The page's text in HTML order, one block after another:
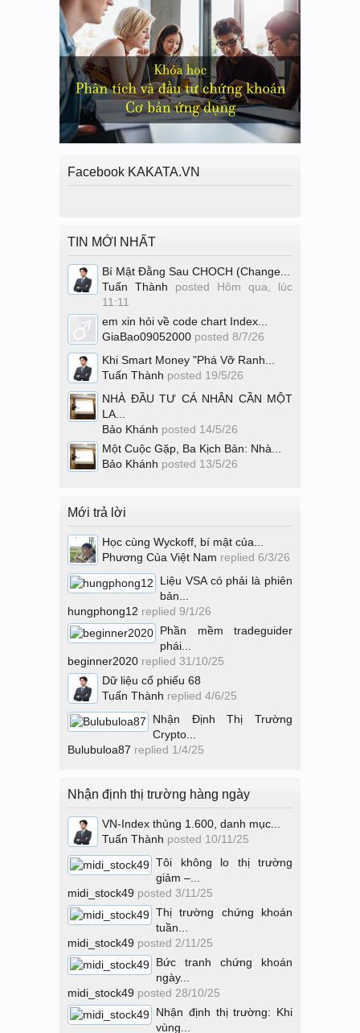
Facebook KAKATA.VN
TIN MỚI NHẤT
Bí Mật Đằng Sau CHOCH (Change...
Tuấn Thành posted Hôm qua, lúc
11:11
em xin hỏi về code chart Index...
GiaBao09052000 posted 8/7/26
Khi Smart Money "Phá Vỡ Ranh...
Tuấn Thành posted 19/5/26
NHÀ ĐẦU TƯ CÁ NHÂN CẦN MỘT
LA...
Bảo Khánh posted 14/5/26
Một Cuộc Gặp, Ba Kịch Bản: Nhà...
Bảo Khánh posted 13/5/26
Mới trả lời
Học cùng Wyckoff, bí mật của...
Phương Của Việt Nam replied 6/3/26
Liệu VSA có phải là phiên
bản...
hungphong12 replied 9/1/26
Phần mềm tradeguider
phái...
beginner2020 replied 31/10/25
Dữ liệu cổ phiếu 68
Tuấn Thành replied 4/6/25
Nhận Định Thị Trường
Crypto...
Bulubuloa87 replied 1/4/25
Nhận định thị trường hàng ngày
VN-Index thủng 1.600, danh mục...
Tuấn Thành posted 10/11/25
Tôi không lo thị trường
giảm –...
midi_stock49 posted 3/11/25
Thị trường chứng khoán
tuần...
midi_stock49 posted 2/11/25
Bức tranh chứng khoán
ngày...
midi_stock49 posted 28/10/25
Nhận định thị trường: Khi
vùng...